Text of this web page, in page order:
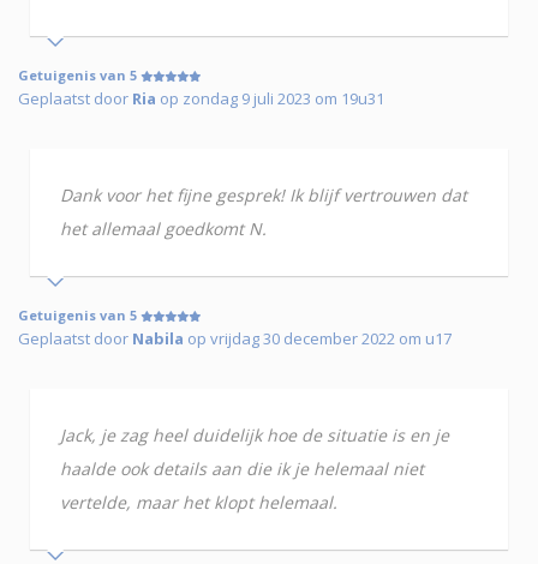
Getuigenis van 5
Geplaatst door Ria op zondag 9 juli 2023 om 19u31
Dank voor het fijne gesprek! Ik blijf vertrouwen dat
het allemaal goedkomt N.
Getuigenis van 5
Geplaatst door Nabila op vrijdag 30 december 2022 om u17
Jack, je zag heel duidelijk hoe de situatie is en je
haalde ook details aan die ik je helemaal niet
vertelde, maar het klopt helemaal.